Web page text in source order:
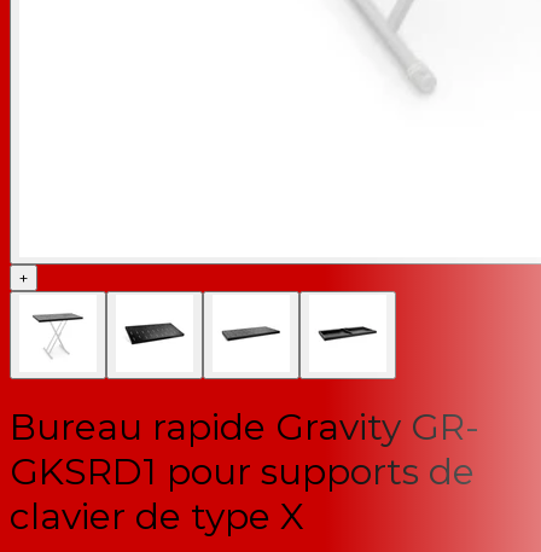
+
Bureau rapide Gravity GR-
GKSRD1 pour supports de
clavier de type X